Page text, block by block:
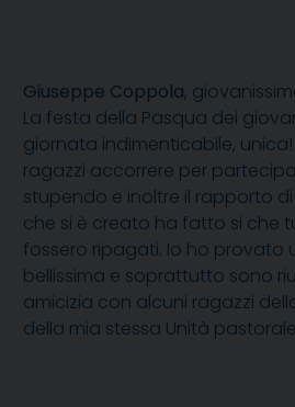
Giuseppe Coppola,
La festa della Pasqua dei
giornata indimenticabile,
ragazzi accorrere per
stupendo e inoltre il rapporto
che si è creato ha fatto si che
fossero ripagati. Io ho provato
bellissima e soprattutto sono
amicizia con alcuni ragazzi
della mia stessa Unità